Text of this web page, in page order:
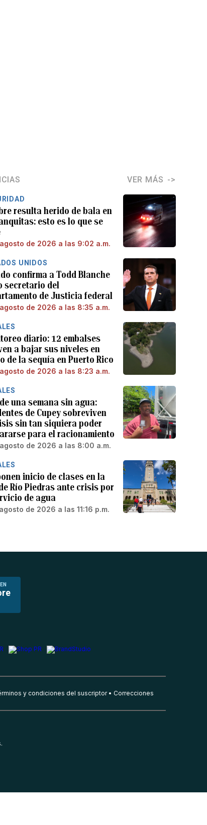
VER MÁS
resulta herido de bala en
esto es lo que se
de 2026 a las 9:02 a.m.
UNIDOS
confirma a Todd Blanche
secretario del
de Justicia federal
de 2026 a las 8:35 a.m.
diario: 12 embalses
a bajar sus niveles en
de la sequía en Puerto Rico
de 2026 a las 8:23 a.m.
una semana sin agua:
de Cupey sobreviven
sin tan siquiera poder
para el racionamiento
de 2026 a las 8:00 a.m.
inicio de clases en la
Río Piedras ante crisis por
de agua
de 2026 a las 11:16 p.m.
y condiciones del suscriptor Correcciones